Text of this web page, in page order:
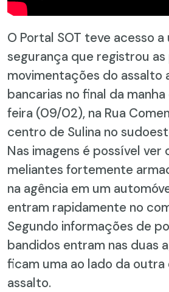
O Portal SOT teve acesso
segurança que registrou as
movimentações do assalto
bancarias no final da
feira (09/02), na Rua
centro de Sulina no
Nas imagens é possível ver
meliantes fortemente
na agência em um
entram rapidamente no
Segundo informações de
bandidos entram nas duas
ficam uma ao lado da outra
assalto.